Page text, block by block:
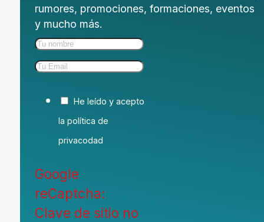
rumores, promociones, formaciones, eventos
y mucho más.
He leído y acepto
la política de
privacodad
Google
reCaptcha:
Clave de sitio no